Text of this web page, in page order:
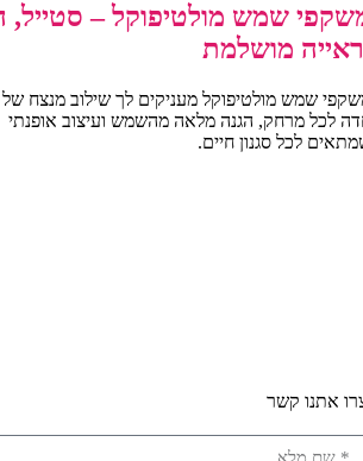
שמש מולטיפוקל – סטייל,
מושלמת
שמש מולטיפוקל מעניקים לך שילוב מנצח של
לכל מרחק, הגנה מלאה מהשמש ועיצוב אופנתי
לכל סגנון חיים.
אתנו קשר